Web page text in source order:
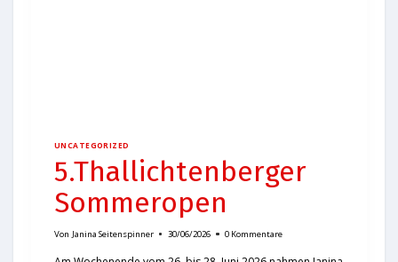
UNCATEGORIZED
5.Thallichtenberger
Sommeropen
Von Janina Seitenspinner 30/06/2026 0 Kommentare